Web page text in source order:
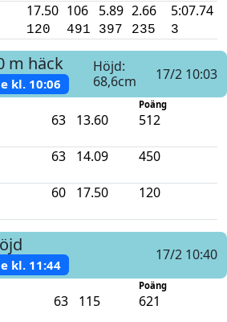
17.50
120
106
491
5.89
397
2.66
235
5:07.74
3
m häck
kl. 10:06
Höjd:
68,6cm
17/2 10:03
Poäng
63 13.60 512
63 14.09 450
60 17.50 120
kl. 11:44
17/2 10:40
Poäng
63 115 621